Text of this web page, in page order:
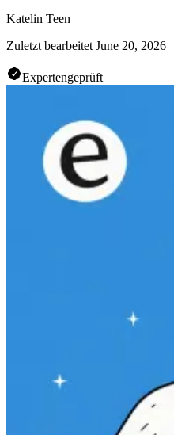
Katelin Teen
Zuletzt bearbeitet June 20, 2026
Expertengeprüft